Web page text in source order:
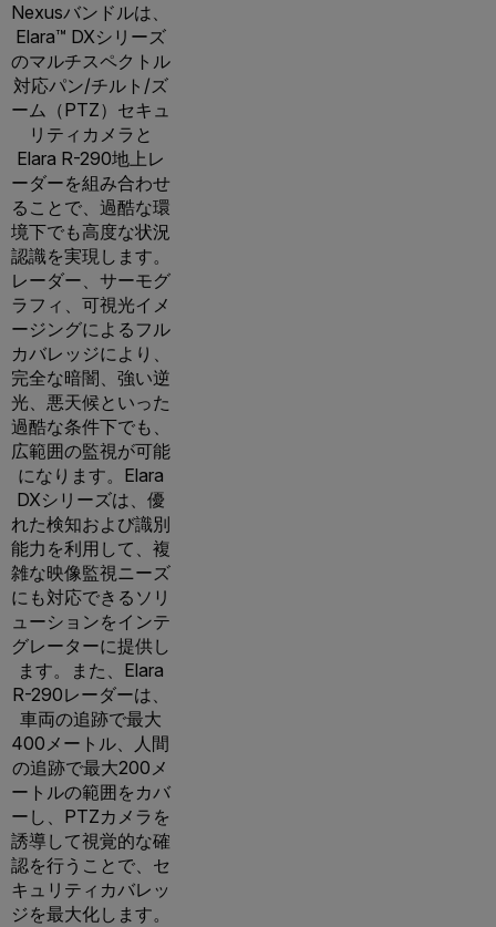
Nexusバンドルは、
Elara™ DXシリーズ
のマルチスペクトル
対応パン/チルト/ズ
ーム（PTZ）セキュ
リティカメラと
Elara R-290地上レ
ーダーを組み合わせ
ることで、過酷な環
境下でも高度な状況
認識を実現します。
レーダー、サーモグ
ラフィ、可視光イメ
ージングによるフル
カバレッジにより、
完全な暗闇、強い逆
光、悪天候といった
過酷な条件下でも、
広範囲の監視が可能
になります。Elara
DXシリーズは、優
れた検知および識別
能力を利用して、複
雑な映像監視ニーズ
にも対応できるソリ
ューションをインテ
グレーターに提供し
ます。また、Elara
R-290レーダーは、
車両の追跡で最大
400メートル、人間
の追跡で最大200メ
ートルの範囲をカバ
ーし、PTZカメラを
誘導して視覚的な確
認を行うことで、セ
キュリティカバレッ
ジを最大化します。